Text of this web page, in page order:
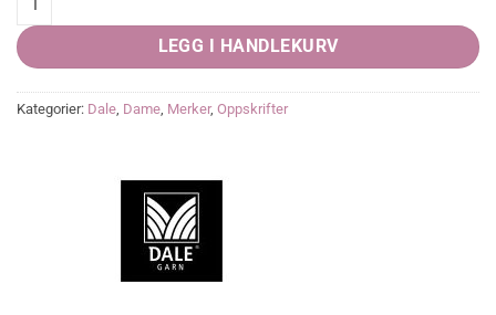
LEGG I HANDLEKURV
Kategorier: Dale, Dame, Merker, Oppskrifter